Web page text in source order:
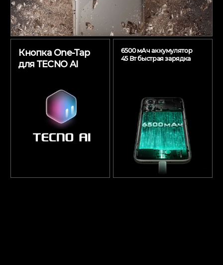
Кнопка One-Tap
для TECNO AI
6500 мАч аккумулятор
45 Вт быстрая зарядка